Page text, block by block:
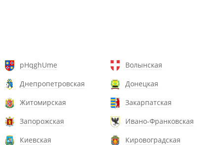
pHqghUme
Волынская
Днепропетровская
Донецкая
Житомирская
Закарпатская
Запорожская
Ивано-Франковская
Киевская
Кировоградская